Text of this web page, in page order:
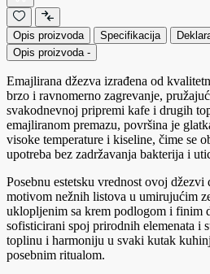
Opis proizvoda Specifikacija
Opis proizvoda -
Emajlirana džezva izrađena od
brzo i ravnomerno zagrevanje,
svakodnevnoj pripremi kafe i drugih
emajliranom premazu, površina je
visoke temperature i kiseline, čime se
upotreba bez zadržavanja bakterija i
Posebnu estetsku vrednost ovoj džezvi
motivom nežnih listova u umirujućim
uklopljenim sa krem podlogom i finim
sofisticirani spoj prirodnih elemenata i
toplinu i harmoniju u svaki kutak
posebnim ritualom.